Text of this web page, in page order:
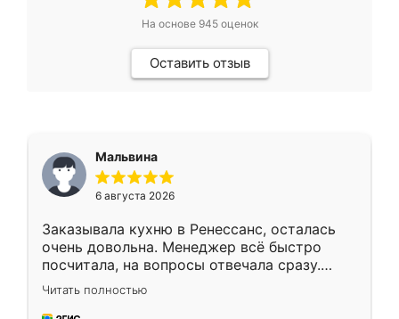
На основе 945оценок
Оставить отзыв
Мальвина
6 августа 2026
Заказывала кухню в Ренессанс, осталась
очень довольна. Менеджер всё быстро
посчитала, на вопросы отвечала сразу.
Замерщик приехал в субботу, подошёл к
делу со всей ответственностью. Собрали
Читать полностью